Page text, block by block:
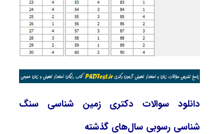
دانلود سوالات دکتری زمین شناسی سنگ
‌شناسی رسوبی سال‌های گذشته